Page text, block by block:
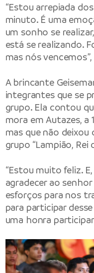
“Estou arrepiada
minuto. É uma
um sonho se
está se realizando.
mas nós
A brincante
integrantes que se
grupo. Ela contou
mora em Autazes, a
mas que não
grupo “Lampião, Rei
“Estou muito feliz.
agradecer ao
esforços para nos
para participar
uma honra